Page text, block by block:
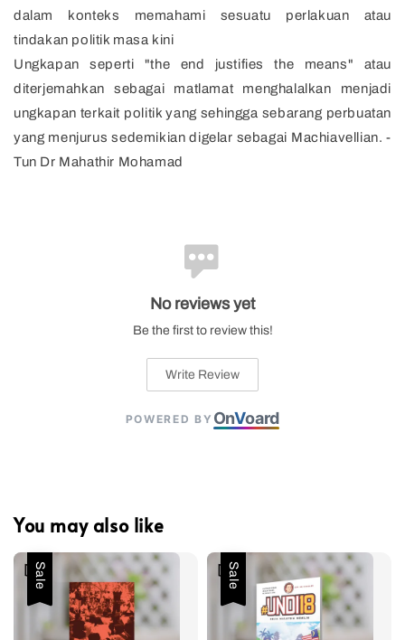
dalam konteks memahami sesuatu perlakuan atau
tindakan politik masa kini
Ungkapan seperti "the end justifies the means" atau
diterjemahkan sebagai matlamat menghalalkan menjadi
ungkapan terkait politik yang sehingga sebarang perbuatan
yang menjurus sedemikian digelar sebagai Machiavellian. -
Tun Dr Mahathir Mohamad
No reviews yet
Be the first to review this!
Write Review
POWERED BY OnVoard
You may also like
Sale Sale